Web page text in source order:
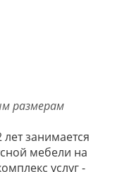
занимается
мебели на
услуг -